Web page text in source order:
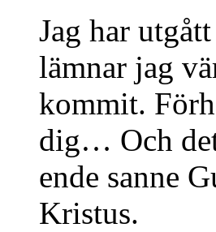
Jag har
lämnar jag
kommit.
dig… Och
ende sanne
Kristus.